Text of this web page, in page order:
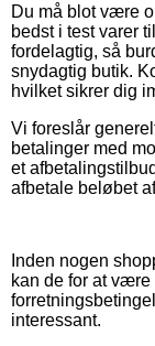
Du må blot være
bedst i test varer
fordelagtig, så
snydagtig butik.
hvilket sikrer dig
Vi foreslår
betalinger med
et
afbetale beløbet
Inden nogen
kan de for at
interessant.